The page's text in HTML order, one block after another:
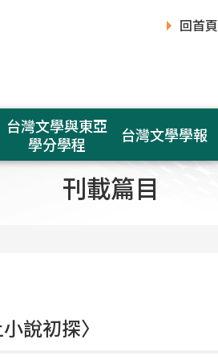
回首頁
台灣文學與東亞
學分學程
台灣文學學報
刊載篇目
說初探〉